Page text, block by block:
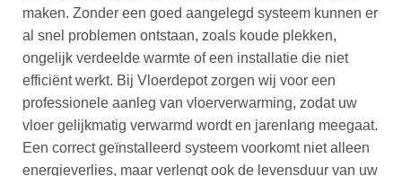
maken. Zonder een goed aangelegd systeem kunnen er
al snel problemen ontstaan, zoals koude plekken,
ongelijk verdeelde warmte of een installatie die niet
efficiënt werkt. Bij Vloerdepot zorgen wij voor een
professionele aanleg van vloerverwarming, zodat uw
vloer gelijkmatig verwarmd wordt en jarenlang meegaat.
Een correct geïnstalleerd systeem voorkomt niet alleen
energieverlies, maar verlengt ook de levensduur van uw